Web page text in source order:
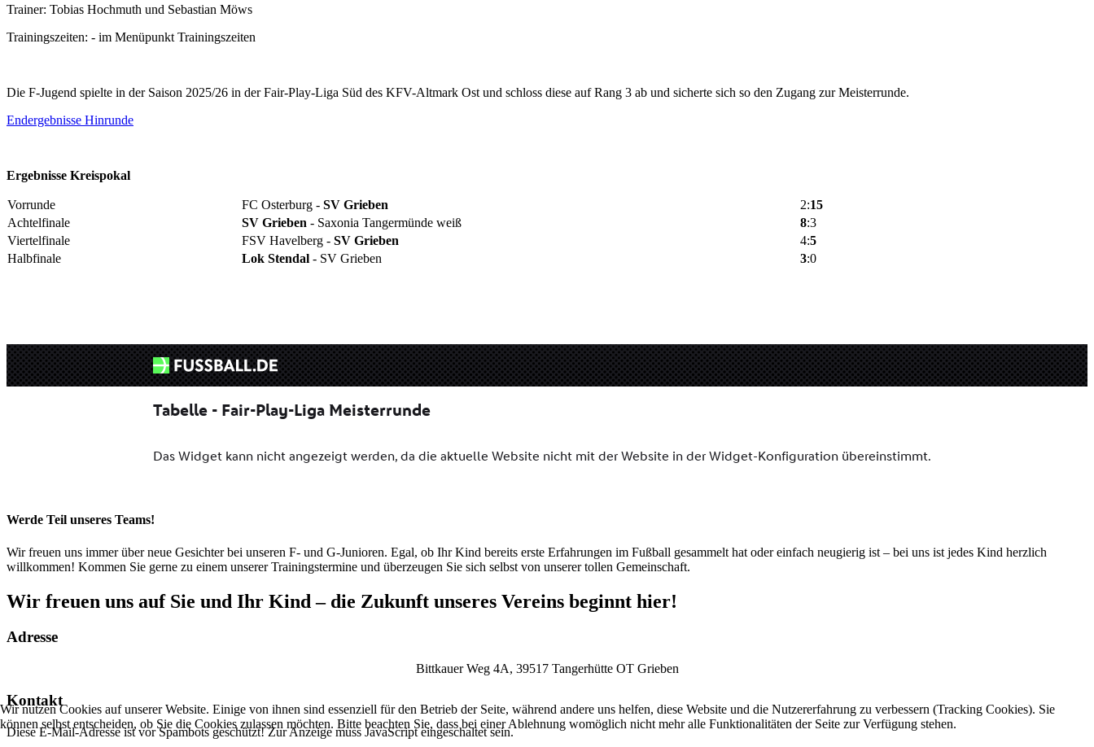
Trainer: Tobias Hochmuth und Sebastian Möws
Trainingszeiten: - im Menüpunkt Trainingszeiten
Die F-Jugend spielte in der Saison 2025/26 in der Fair-Play-Liga Süd des KFV-Altmark Ost und schloss diese auf Rang 3 ab und sicherte sich so den Zugang zur Meisterrunde.
Endergebnisse Hinrunde
Ergebnisse Kreispokal
Vorrunde FC Osterburg - SV Grieben 2:15
Achtelfinale
SV Grieben - Saxonia Tangermünde weiß 8:3
Viertelfinale
FSV Havelberg - SV Grieben 4:5
Halbfinale
Lok Stendal - SV Grieben 3:0
Werde Teil unseres Teams!
Wir freuen uns immer über neue Gesichter bei unseren F- und G-Junioren. Egal, ob Ihr Kind bereits erste Erfahrungen im Fußball gesammelt hat oder einfach neugierig ist – bei uns ist jedes Kind herzlich
willkommen! Kommen Sie gerne zu einem unserer Trainingstermine und überzeugen Sie sich selbst von unserer tollen Gemeinschaft.
Wir freuen uns auf Sie und Ihr Kind – die Zukunft unseres Vereins beginnt hier!
Adresse
Bittkauer Weg 4A, 39517 Tangerhütte OT Grieben
Kontakt
Diese E-Mail-Adresse ist vor Spambots geschützt! Zur Anzeige muss JavaScript eingeschaltet sein.
Wir nutzen Cookies auf unserer Website. Einige von ihnen sind essenziell für den Betrieb der Seite, während andere uns helfen, diese Website und die Nutzererfahrung zu verbessern (Tracking Cookies). Sie
können selbst entscheiden, ob Sie die Cookies zulassen möchten. Bitte beachten Sie, dass bei einer Ablehnung womöglich nicht mehr alle Funktionalitäten der Seite zur Verfügung stehen.